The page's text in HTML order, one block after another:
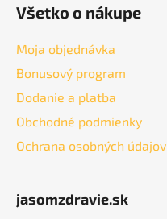
Všetko o nákupe
Moja objednávka
Bonusový program
Dodanie a platba
Obchodné podmienky
Ochrana osobných údajov
jasomzdravie.sk